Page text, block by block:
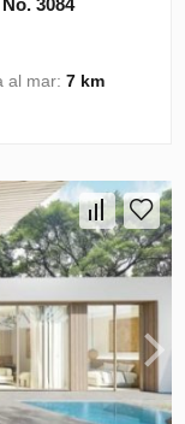
3084
al mar:7 km